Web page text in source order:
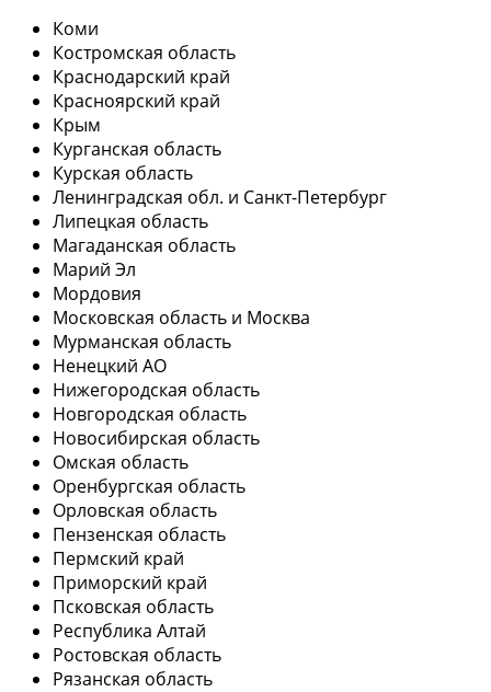
Коми
Костромская область
Краснодарский край
Красноярский край
Крым
Курганская область
Курская область
Ленинградская обл. и Санкт-Петербург
Липецкая область
Магаданская область
Марий Эл
Мордовия
Московская область и Москва
Мурманская область
Ненецкий АО
Нижегородская область
Новгородская область
Новосибирская область
Омская область
Оренбургская область
Орловская область
Пензенская область
Пермский край
Приморский край
Псковская область
Республика Алтай
Ростовская область
Рязанская область